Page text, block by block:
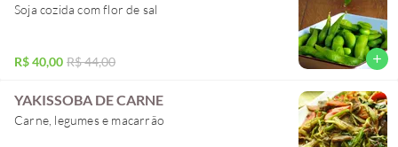
Soja cozida com flor de sal
R$ 40,00 R$ 44,00 add
YAKISSOBA DE CARNE
Carne, legumes e macarrão